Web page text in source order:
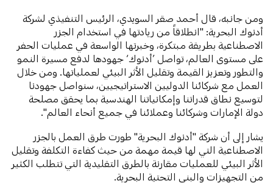
ومن جانبه، قال أحمد صقر السويدي، الرئيس التنفيذي لشركة
أدنوك البحرية: "انطلاقاً من ريادتها في استخدام الجزر
الاصطناعية بطريقة مبتكرة، وخبرتها الواسعة في عمليات الحفر
على مستوى العالم، تواصل ’أدنوك‘ جهودها لدفع مسيرة النمو
والتطور وتعزيز القيمة وتقليل الأثر البيئي لعملياتها. ومن خلال
العمل مع شركائنا الدوليين الاستراتيجيين، سنواصل جهودنا
لتوسيع نطاق قدراتنا وإمكانياتنا الهندسية بما يحقق مصلحة
دولة الإمارات وشركائنا وعملائنا في جميع أنحاء العالم".
يشار إلى أن شركة "أدنوك البحرية" طورت طرق العمل بالجزر
الاصطناعية التي لها قيمة مهمة من حيث كفاءة التكلفة وتقليل
الأثر البيئي للعمليات مقارنة بالطرق التقليدية التي تتطلب الكثير
من التجهيزات والبنى التحتية البحرية.